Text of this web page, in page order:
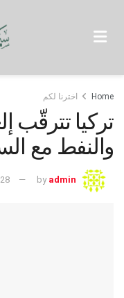
Home اخترنا لكم
تركيا تترقّب
والنفط مع
by admin